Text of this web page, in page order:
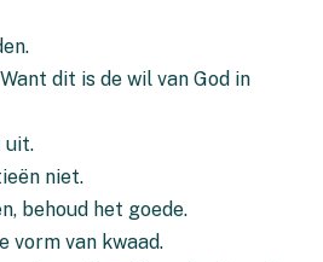
dit is de wil van God in
uit.
niet.
behoud het goede.
vorm van kwaad.